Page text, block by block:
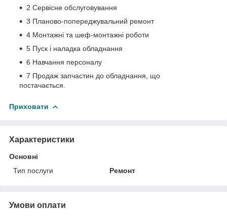
2 Сервісне обслуговування
3 Планово-попереджувальний ремонт
4 Монтажні та шеф-монтажні роботи
5 Пуск і наладка обладнання
6 Навчання персоналу
7 Продаж запчастин до обладнання, що
постачається.
Приховати
Характеристики
Основні
Тип послуги
Ремонт
Умови оплати